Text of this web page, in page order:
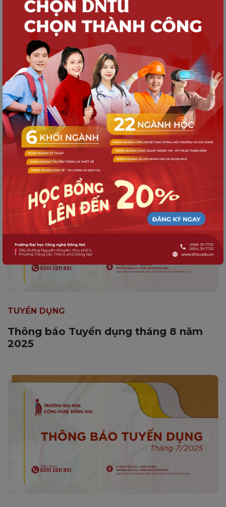
TUYỂN SINH
Quy trình nhập học dành cho Tân sinh
viên K21
TUYỂN DỤNG
Thông báo Tuyển dụng tháng 8 năm
2025